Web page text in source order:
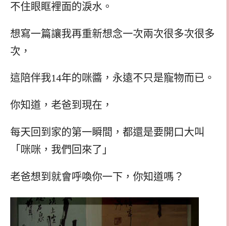
不住眼眶裡面的淚水。
想寫一篇讓我再重新想念一次兩次很多次很多
次，
這陪伴我14年的咪醬，永遠不只是寵物而已。
你知道，老爸到現在，
每天回到家的第一瞬間，都還是要開口大叫
「咪咪，我們回來了」
老爸想到就會呼喚你一下，你知道嗎？